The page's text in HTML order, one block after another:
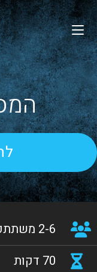
2-6 משתתפים
70 דקות